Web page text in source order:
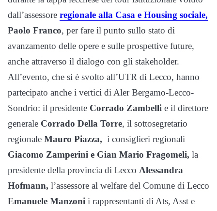
dall’assessore regionale alla Casa e Housing sociale,
Paolo Franco, per fare il punto sullo stato di
avanzamento delle opere e sulle prospettive future,
anche attraverso il dialogo con gli stakeholder.
All’evento, che si è svolto all’UTR di Lecco, hanno
partecipato anche i vertici di Aler Bergamo-Lecco-
Sondrio: il presidente Corrado Zambelli e il direttore
generale Corrado Della Torre, il sottosegretario
regionale Mauro Piazza, i consiglieri regionali
Giacomo Zamperini e Gian Mario Fragomeli, la
presidente della provincia di Lecco Alessandra
Hofmann, l’assessore al welfare del Comune di Lecco
Emanuele Manzoni i rappresentanti di Ats, Asst e